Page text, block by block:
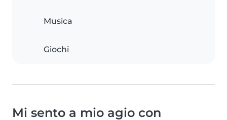
Musica
Giochi
Mi sento a mio agio con